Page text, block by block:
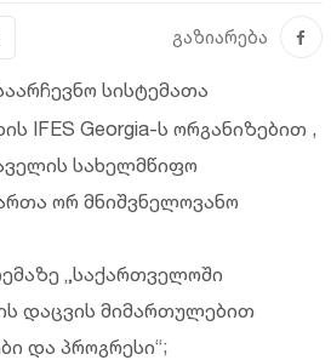
გაზიარება
სისტემათა
IFES Georgia-ს ორგანიზებით ,
სახელმწიფო
ორ მნიშვნელოვანო
„საქართველოში
დაცვის მიმართულებით
და პროგრესი“;